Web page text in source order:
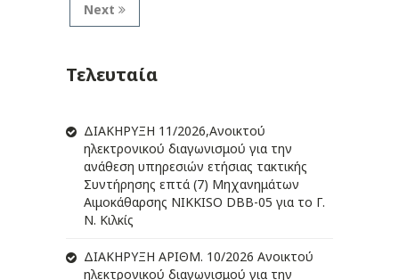
Next
Τελευταία
ΔIΑΚΗΡΥΞΗ 11/2026,Ανοικτού
ηλεκτρονικού διαγωνισμού για την
ανάθεση υπηρεσιών ετήσιας τακτικής
Συντήρησης επτά (7) Μηχανημάτων
Αιμοκάθαρσης NIKKISO DBB-05 για το Γ.
Ν. Κιλκίς
ΔIΑΚΗΡΥΞΗ ΑΡIΘΜ. 10/2026 Ανοικτού
ηλεκτρονικού διαγωνισμού για την